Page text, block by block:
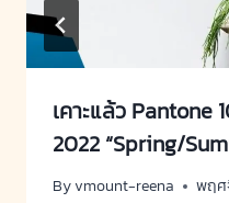
เคาะแล้ว Pantone
2022 “Spring/
Byvmount-reena พฤศ